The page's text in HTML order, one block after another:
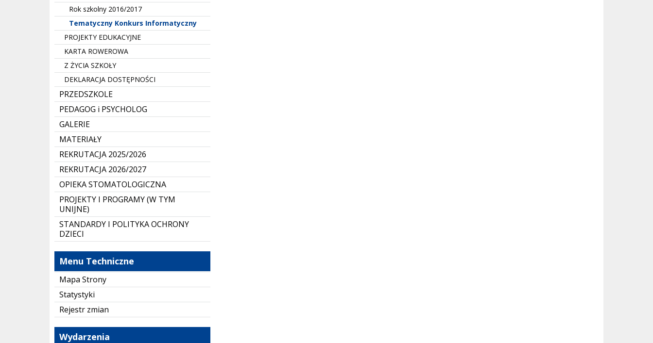
Rok szkolny 2016/2017
Tematyczny Konkurs Informatyczny
PROJEKTY EDUKACYJNE
KARTA ROWEROWA
Z ŻYCIA SZKOŁY
DEKLARACJA DOSTĘPNOŚCI
PRZEDSZKOLE
PEDAGOG i PSYCHOLOG
GALERIE
MATERIAŁY
REKRUTACJA 2025/2026
REKRUTACJA 2026/2027
OPIEKA STOMATOLOGICZNA
PROJEKTY I PROGRAMY (W TYM
UNIJNE)
STANDARDY I POLITYKA OCHRONY
DZIECI
Menu Techniczne
Mapa Strony
Statystyki
Rejestr zmian
Wydarzenia